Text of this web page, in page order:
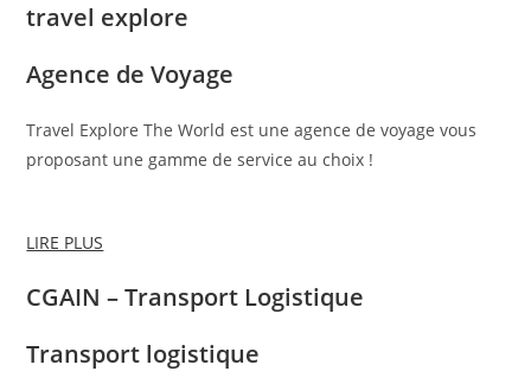
travel explore
Agence de Voyage
Travel Explore The World est une agence de voyage vous
proposant une gamme de service au choix !
LIRE PLUS
CGAIN – Transport Logistique
Transport logistique